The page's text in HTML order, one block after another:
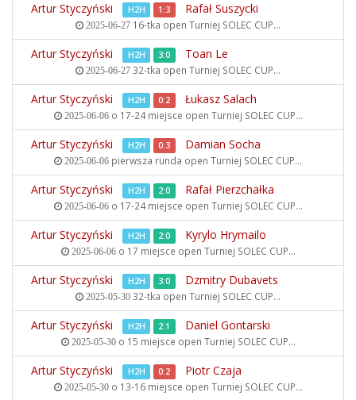
Artur Styczyński H2H 1:3 Rafał Suszycki
2025-06-27 16-tka open Turniej SOLEC CUP...
Artur Styczyński H2H 3:0 Toan Le
2025-06-27 32-tka open Turniej SOLEC CUP...
Artur Styczyński H2H 0:2 Łukasz Salach
2025-06-06o 17-24 miejsce open Turniej SOLEC CUP...
Artur Styczyński H2H 0:3 Damian Socha
2025-06-06 pierwsza runda open Turniej SOLEC CUP...
Artur Styczyński H2H 2:0 Rafał Pierzchałka
2025-06-06o 17-24 miejsce open Turniej SOLEC CUP...
Artur Styczyński H2H 2:0 Kyrylo Hrymailo
2025-06-06o 17 miejsce open Turniej SOLEC CUP...
Artur Styczyński H2H 3:0 Dzmitry Dubavets
2025-05-30 32-tka open Turniej SOLEC CUP...
Artur Styczyński H2H 2:1 Daniel Gontarski
2025-05-30o 15 miejsce open Turniej SOLEC CUP...
Artur Styczyński H2H 0:2 Piotr Czaja
2025-05-30o 13-16 miejsce open Turniej SOLEC CUP...